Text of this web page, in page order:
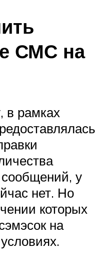
СМС на
в рамках
сообщений, у
нет. Но
которых
на